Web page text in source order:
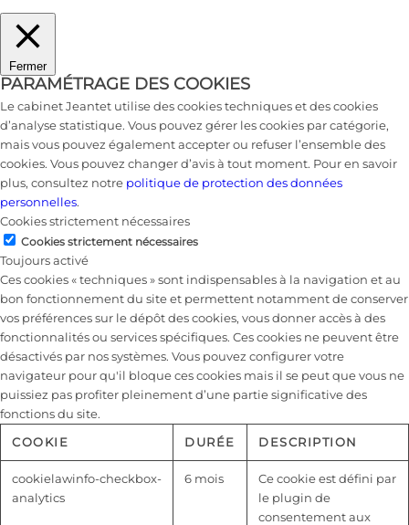
Fermer
PARAMÉTRAGE DES COOKIES
Le cabinet Jeantet utilise des cookies techniques et des cookies
d’analyse statistique. Vous pouvez gérer les cookies par catégorie,
mais vous pouvez également accepter ou refuser l’ensemble des
cookies. Vous pouvez changer d’avis à tout moment. Pour en savoir
plus, consultez notre politique de protection des données
personnelles.
Cookies strictement nécessaires
Cookies strictement nécessaires
Toujours activé
Ces cookies « techniques » sont indispensables à la navigation et au
bon fonctionnement du site et permettent notamment de conserver
vos préférences sur le dépôt des cookies, vous donner accès à des
fonctionnalités ou services spécifiques. Ces cookies ne peuvent être
désactivés par nos systèmes. Vous pouvez configurer votre
navigateur pour qu'il bloque ces cookies mais il se peut que vous ne
puissiez pas profiter pleinement d’une partie significative des
fonctions du site.
COOKIE
DURÉE DESCRIPTION
cookielawinfo-checkbox-
analytics
6 mois
Ce cookie est défini par
le plugin de
consentement aux